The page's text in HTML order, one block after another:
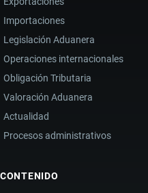
Importaciones
Legislación Aduanera
Operaciones internacionales
Obligación Tributaria
Valoración Aduanera
Actualidad
Procesos administrativos
CONTENIDO